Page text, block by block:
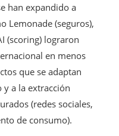
han expandido a
Lemonade (seguros),
(scoring) lograron
en menos
que se adaptan
y a la extracción
(redes sociales,
de consumo).